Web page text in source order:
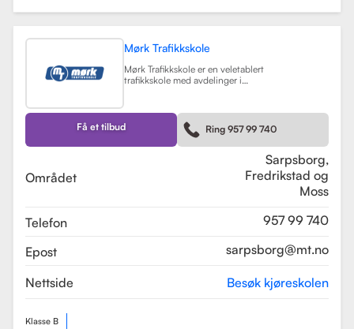
Mørk Trafikkskole
Mørk Trafikkskole er en veletablert
trafikkskole med avdelinger i
på undervisningen, og har fått
positive tilbakemeldinger fra elever,
med vurderinger som 5.0 i
Sarpsborg og 4.4 i Fredrikstad.
Få et tilbud Ring 957 99 740
Området
Sarpsborg,
Fredrikstad og
Moss
Telefon
957 99 740
Epost
sarpsborg@mt.no
Nettside Besøk kjøreskolen
Klasse B